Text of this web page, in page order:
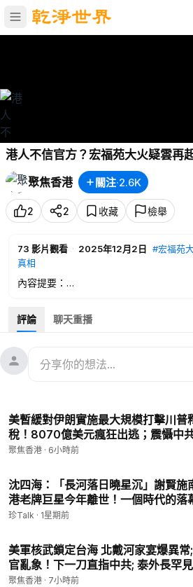
港人不信官方？宏福苑大火疑雲再
鬥？宏福苑大火疑雲 ！【希望快訊】
聚焦香港
關注·2.6K
2 2 收藏 檢舉
73 影片觀看 · 2025年12月2日 #宏福苑
真相
內容提要：
9:40
黑海再爆衝突 俄油輪連3天遭襲
12:26
#宏福苑大火
🌻🎈透過Patreon（https://
ews）支持我們，您的支持將是我們創作
可以隨時取消訂閱。
578-0088
🤝廣告合作洽談 ►soh-
評論 聊天重播
美暫緩對伊朗實施最大規模打擊川普
稅！8070億美元瘋狂出逃；震懾中
了！遠程反艦飛彈正式亮劍；丹麥19
聚焦香港 · 6小時前
沈四海：「長河落日曉星沉」謝賢
港老牌巨星今年離世！一個時代的落
的光彩【珍TALK】2026.07.27 #珍TALK #梁珍 #謝賢
珍Talk · 1星期前
美軍核武鎖定台海 北戴河家宴爆異
官亂象！下一刀直指中共; 泰外長罕
麗文賑災遭小粉紅圍剿【今日新聞】
聚焦香港 · 7小時前